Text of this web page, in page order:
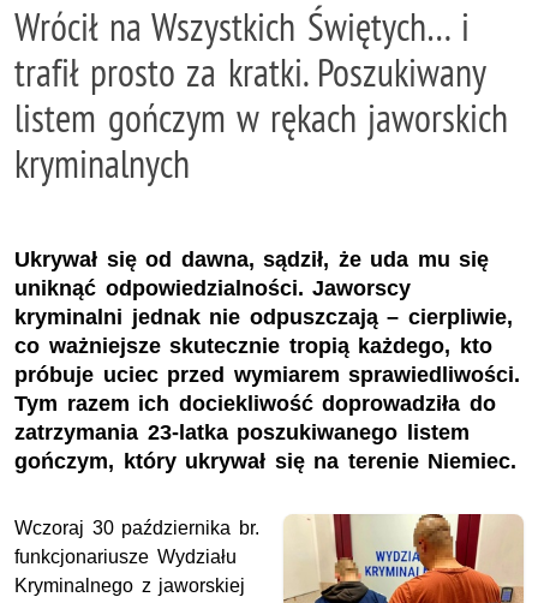
Wrócił na Wszystkich Świętych… i
trafił prosto za kratki. Poszukiwany
listem gończym w rękach jaworskich
kryminalnych
Ukrywał się od dawna, sądził, że uda mu się
uniknąć odpowiedzialności. Jaworscy
kryminalni jednak nie odpuszczają – cierpliwie,
co ważniejsze skutecznie tropią każdego, kto
próbuje uciec przed wymiarem sprawiedliwości.
Tym razem ich dociekliwość doprowadziła do
zatrzymania 23-latka poszukiwanego listem
gończym, który ukrywał się na terenie Niemiec.
Wczoraj 30 października br.
funkcjonariusze Wydziału
Kryminalnego z jaworskiej